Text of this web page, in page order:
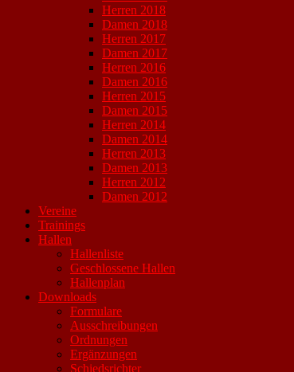
Herren 2018
Damen 2018
Herren 2017
Damen 2017
Herren 2016
Damen 2016
Herren 2015
Damen 2015
Herren 2014
Damen 2014
Herren 2013
Damen 2013
Herren 2012
Damen 2012
Vereine
Trainings
Hallen
Hallenliste
Geschlossene Hallen
Hallenplan
Downloads
Formulare
Ausschreibungen
Ordnungen
Ergänzungen
Schiedsrichter